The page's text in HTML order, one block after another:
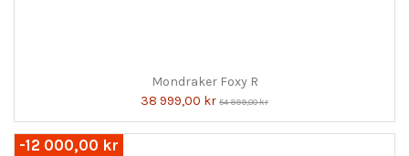
Mondraker Foxy R
38 999,00 kr 54 999,00 kr
-12 000,00 kr